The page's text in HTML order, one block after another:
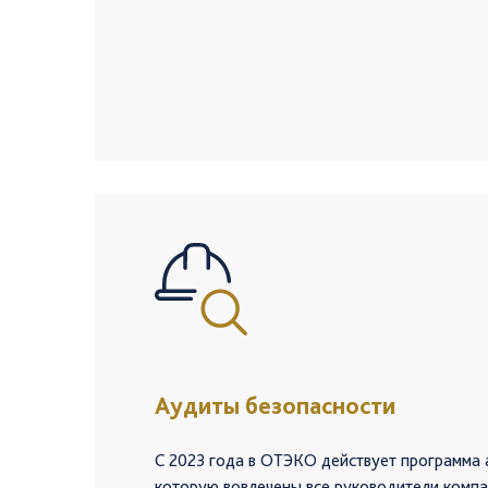
Аудиты безопасности
С 2023 года в ОТЭКО действует программа